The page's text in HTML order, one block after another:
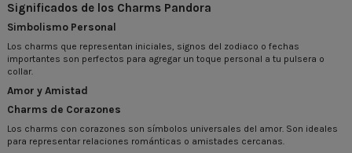
Significados de los Charms Pandora
Simbolismo Personal
Los charms que representan iniciales, signos del zodiaco o fechas
importantes son perfectos para agregar un toque personal a tu pulsera o
collar.
Amor y Amistad
Charms de Corazones
Los charms con corazones son símbolos universales del amor. Son ideales
para representar relaciones románticas o amistades cercanas.